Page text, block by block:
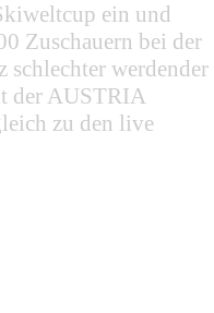
ein und
Zuschauern bei der
werdender
der AUSTRIA
zu den live